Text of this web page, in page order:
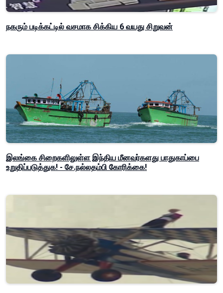
நகரும் படிக்கட்டில் வசமாக சிக்கிய 6 வயது சிறுவன்
இலங்கை சிறைகளிலுள்ள இந்திய மீனவர்களது பாதுகாப்பை
உறுதிப்படுத்துக! - சே.நல்லதம்பி கோரிக்கை!